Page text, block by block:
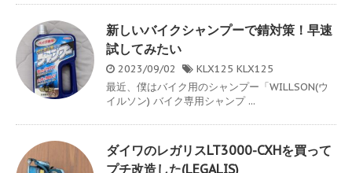
新しいバイクシャンプーで錆対策！早速
試してみたい
2023/09/02 KLX125 KLX125
最近、僕はバイク用のシャンプー「WILLSON(ウ
イルソン) バイク専用シャンプ ...
ダイワのレガリスLT3000-CXHを買って
プチ改造した(LEGALIS)